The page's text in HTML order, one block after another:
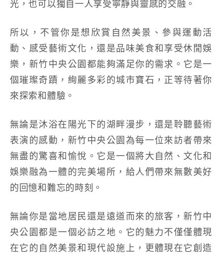
光，也可以獨自一人享受寧靜與靈感的交融。
所以，不管你是想欣賞自然美景、參與運動活
動、感受藝術文化，還是品味美食和享受休閒娛
樂，新竹中央公園都能夠滿足你的需求。它是一
個璀璨奇蹟，絢麗多彩的城市寶石，正等待著你
來探索和體驗。
無論是沐浴在陽光下的湖畔漫步，還是聆聽藝術
表演的感動，新竹中央公園為每一位來訪者帶來
無盡的驚喜和愉悅。它是一個將大自然、文化和
娛樂融為一體的完美場所，給人們帶來無數美好
的回憶和難忘的時刻。
無論你是當地居民還是遠道而來的旅客，新竹中
央公園都是一個必訪之地。它的魅力不僅僅體現
在它的自然美景和現代設施上，更體現在它創造